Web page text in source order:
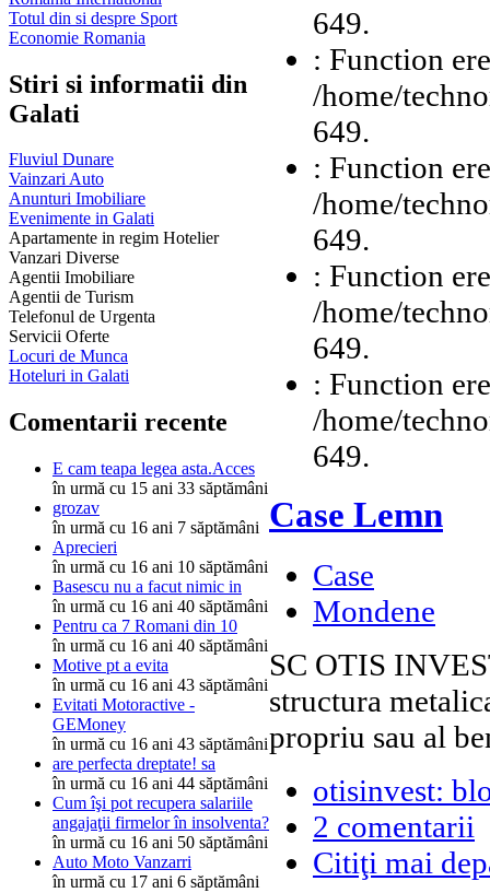
Totul din si despre Sport
Economie Romania
Stiri si informatii din
Galati
Fluviul Dunare
Vainzari Auto
Anunturi Imobiliare
Evenimente in Galati
Apartamente in regim Hotelier
Vanzari Diverse
Agentii Imobiliare
Agentii de Turism
Telefonul de Urgenta
Servicii Oferte
Locuri de Munca
Hoteluri in Galati
Comentarii recente
E cam teapa legea asta.Acces
în urmă cu 15 ani 33 săptămâni
grozav
în urmă cu 16 ani 7 săptămâni
Aprecieri
în urmă cu 16 ani 10 săptămâni
Basescu nu a facut nimic in
în urmă cu 16 ani 40 săptămâni
Pentru ca 7 Romani din 10
în urmă cu 16 ani 40 săptămâni
Motive pt a evita
în urmă cu 16 ani 43 săptămâni
Evitati Motoractive -
GEMoney
în urmă cu 16 ani 43 săptămâni
are perfecta dreptate! sa
în urmă cu 16 ani 44 săptămâni
Cum îşi pot recupera salariile
angajaţii firmelor în insolventa?
în urmă cu 16 ani 50 săptămâni
Auto Moto Vanzarri
în urmă cu 17 ani 6 săptămâni
649.
: Function
/home/
649.
: Function
/home/
649.
: Function
/home/
649.
: Function
/home/
649.
Case Lemn
Case
Mondene
SC OTIS
structura
propriu sau al
otisinvest:
2 comentarii
Citiţi mai